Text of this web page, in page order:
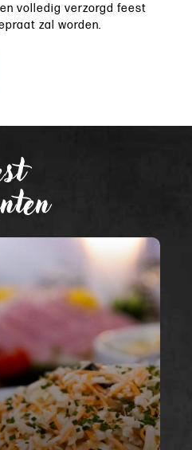
volledig verzorgd feest
zal worden.
een
BBQ op locatie.